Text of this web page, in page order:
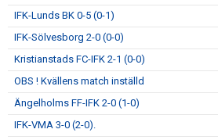
IFK-Lunds BK 0-5 (0-1)
IFK-Sölvesborg 2-0 (0-0)
Kristianstads FC-IFK 2-1 (0-0)
OBS ! Kvällens match inställd
Ängelholms FF-IFK 2-0 (1-0)
IFK-VMA 3-0 (2-0).